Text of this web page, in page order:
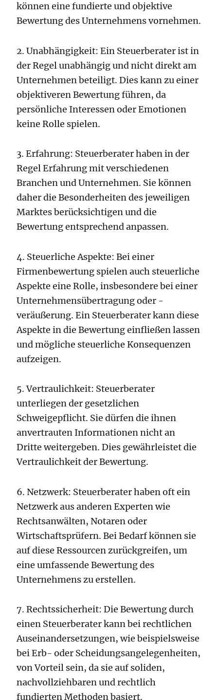
können eine fundierte und objektive
Bewertung des Unternehmens vornehmen.
2. Unabhängigkeit: Ein Steuerberater ist in
der Regel unabhängig und nicht direkt am
Unternehmen beteiligt. Dies kann zu einer
objektiveren Bewertung führen, da
persönliche Interessen oder Emotionen
keine Rolle spielen.
3. Erfahrung: Steuerberater haben in der
Regel Erfahrung mit verschiedenen
Branchen und Unternehmen. Sie können
daher die Besonderheiten des jeweiligen
Marktes berücksichtigen und die
Bewertung entsprechend anpassen.
4. Steuerliche Aspekte: Bei einer
Firmenbewertung spielen auch steuerliche
Aspekte eine Rolle, insbesondere bei einer
Unternehmensübertragung oder -
veräußerung. Ein Steuerberater kann diese
Aspekte in die Bewertung einfließen lassen
und mögliche steuerliche Konsequenzen
aufzeigen.
5. Vertraulichkeit: Steuerberater
unterliegen der gesetzlichen
Schweigepflicht. Sie dürfen die ihnen
anvertrauten Informationen nicht an
Dritte weitergeben. Dies gewährleistet die
Vertraulichkeit der Bewertung.
6. Netzwerk: Steuerberater haben oft ein
Netzwerk aus anderen Experten wie
Rechtsanwälten, Notaren oder
Wirtschaftsprüfern. Bei Bedarf können sie
auf diese Ressourcen zurückgreifen, um
eine umfassende Bewertung des
Unternehmens zu erstellen.
7. Rechtssicherheit: Die Bewertung durch
einen Steuerberater kann bei rechtlichen
Auseinandersetzungen, wie beispielsweise
bei Erb- oder Scheidungsangelegenheiten,
von Vorteil sein, da sie auf soliden,
nachvollziehbaren und rechtlich
fundierten Methoden basiert.